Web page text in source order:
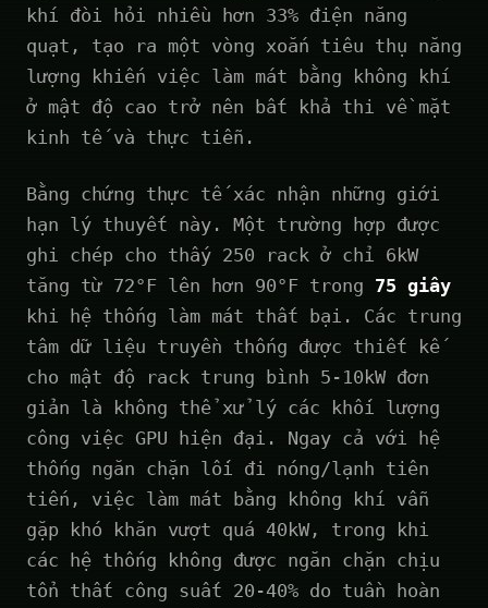
khí đòi hỏi nhiều hơn 33% điện năng
quạt, tạo ra một vòng xoắn tiêu thụ năng
lượng khiến việc làm mát bằng không khí
ở mật độ cao trở nên bất khả thi về mặt
kinh tế và thực tiễn.
Bằng chứng thực tế xác nhận những giới
hạn lý thuyết này. Một trường hợp được
ghi chép cho thấy 250 rack ở chỉ 6kW
tăng từ 72°F lên hơn 90°F trong 75 giây
khi hệ thống làm mát thất bại. Các trung
tâm dữ liệu truyền thống được thiết kế
cho mật độ rack trung bình 5-10kW đơn
giản là không thể xử lý các khối lượng
công việc GPU hiện đại. Ngay cả với hệ
thống ngăn chặn lối đi nóng/lạnh tiên
tiến, việc làm mát bằng không khí vẫn
gặp khó khăn vượt quá 40kW, trong khi
các hệ thống không được ngăn chặn chịu
tổn thất công suất 20-40% do tuần hoàn